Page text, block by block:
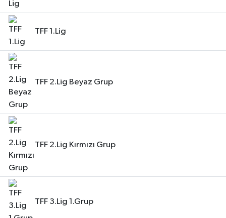
TFF 1.Lig
TFF 2.Lig Beyaz Grup
TFF 2.Lig Kırmızı Grup
TFF 3.Lig 1.Grup